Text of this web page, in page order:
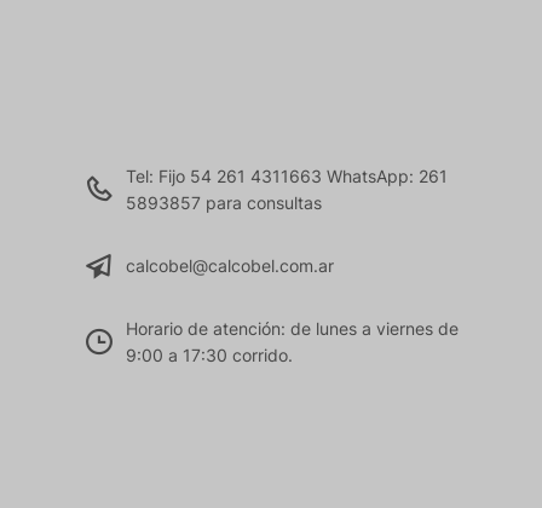
Tel: Fijo 54 261 4311663 WhatsApp: 261
5893857 para consultas
calcobel@calcobel.com.ar
Horario de atención: de lunes a viernes de
9:00 a 17:30 corrido.